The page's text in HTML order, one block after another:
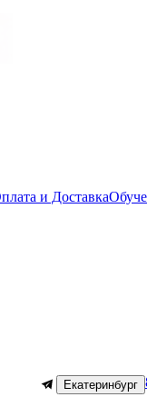
и Доставка
Екатеринбург